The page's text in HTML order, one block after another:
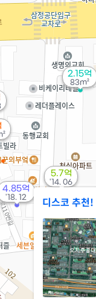
2.15억
83m²
4.85억
'18. 12
5.7억
'14. 06
디스코 추천!